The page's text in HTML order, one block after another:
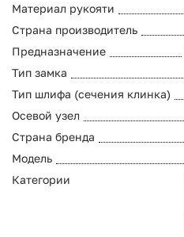
Материал рукояти
Страна производитель
Предназначение
Тип замка
Тип шлифа (сечения клинка)
Осевой узел
Страна бренда
Модель
Категории